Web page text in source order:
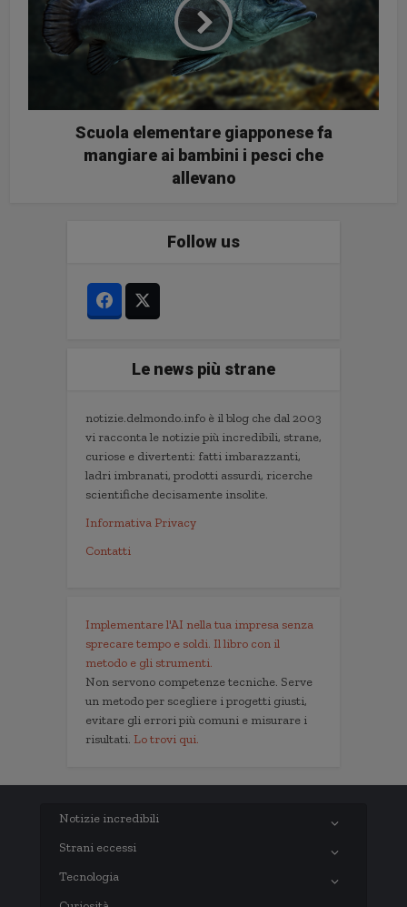
Scuola elementare giapponese fa
mangiare ai bambini i pesci che
allevano
Follow us
Le news più strane
notizie.delmondo.info è il blog che dal 2003
vi racconta le notizie più incredibili, strane,
curiose e divertenti: fatti imbarazzanti,
ladri imbranati, prodotti assurdi, ricerche
scientifiche decisamente insolite.
Informativa Privacy
Contatti
Implementare l'AI nella tua impresa senza
sprecare tempo e soldi. Il libro con il
metodo e gli strumenti.
Non servono competenze tecniche. Serve
un metodo per scegliere i progetti giusti,
evitare gli errori più comuni e misurare i
risultati. Lo trovi qui.
Notizie incredibili
Strani eccessi
Tecnologia